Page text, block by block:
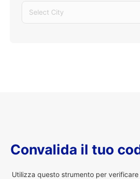
Select City
Convalida il tuo
Utilizza questo strumento per